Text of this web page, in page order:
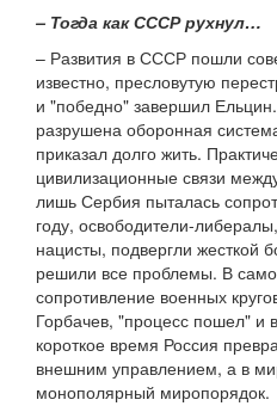
– Тогда как СССР рухнул…
– Развития в СССР пошли
известно, пресловутую
и "победно" завершил
разрушена оборонная
приказал долго жить.
цивилизационные связи
лишь Сербия пыталась
году, освободители-
нацисты, подвергли жесткой
решили все проблемы. В
сопротивление военных
Горбачев, "процесс пошел" и
короткое время Россия
внешним управлением, а в
монополярный миропорядок.